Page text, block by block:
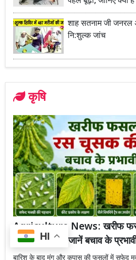
शाह सतनाम जी जनरल
नि:शुल्क जांच
कृषि
Agriculture News: खरीफ
कीटों का खतरा, जानें बचाव के
HI